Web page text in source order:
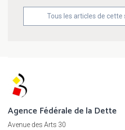
Tous les articles de cette
Agence Fédérale de la Dette
Avenue des Arts 30